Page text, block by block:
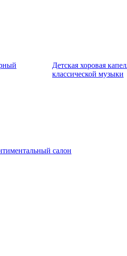
Детская хоровая
классической музыки
салон